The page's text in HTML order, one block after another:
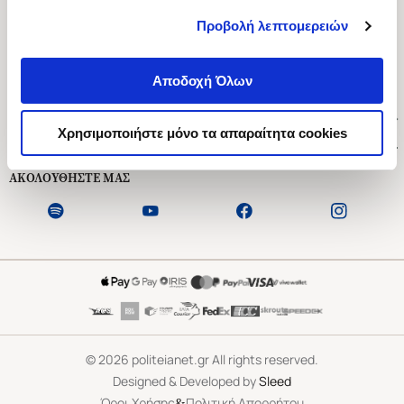
Προβολή λεπτομερειών
Αποδοχή Όλων
Χρησιμοποιήστε μόνο τα απαραίτητα cookies
Ασκληπιού 1-3, Αθήνα 106 79
Δευτέρα - Παρασκευή 09:00-21:00
Εξυπηρέτηση Πελατών
ΑΚΟΛΟΥΘΗΣΤΕ ΜΑΣ
©2026 politeianet.gr All rights reserved.
Designed & Developed bySleed